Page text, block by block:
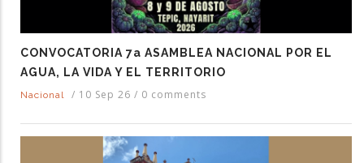
CONVOCATORIA 7a ASAMBLEA NACIONAL POR EL
AGUA, LA VIDA Y EL TERRITORIO
Nacional / 10 Sep 26 / 0 comments